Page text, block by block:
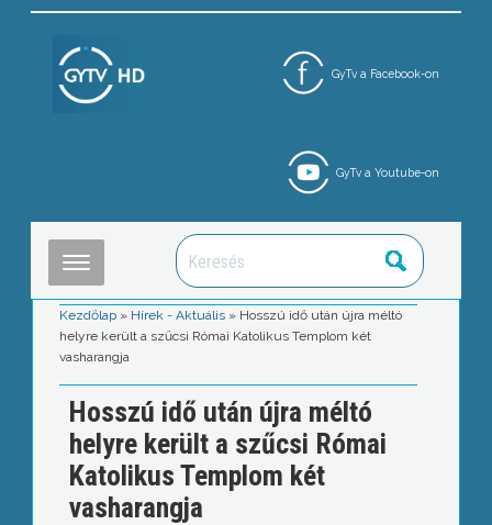
GyTv a Facebook-on
GyTv a Youtube-on
Kezdőlap » Hírek - Aktuális » Hosszú idő után újra méltó
helyre került a szűcsi Római Katolikus Templom két
vasharangja
Hosszú idő után újra méltó
helyre került a szűcsi Római
Katolikus Templom két
vasharangja